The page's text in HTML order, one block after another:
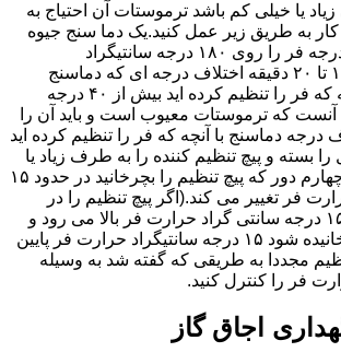
یا خیلی کم باشد ترموستات آن احتیاج به
کار به طریق زیر عمل کنید.یک دما سنج جیوه
ای در فر گذاشته و درجه فر را روی ۱۸۰ درجه سانتیگراد
بگذارید،اگر پس از ۱۰ تا ۲۰ دقیقه اختلاف درجه ای که دماسنج
نشان می دهد با آنچه که فر را تنظیم کرده اید بیش از ۴۰ درجه
آنست که ترموستات معیوب است و باید آن را
دماسنج با آنچه که فر را تنظیم کرده اید
بسته و پیچ تنظیم کننده را به طرف زیاد یا
کم بچرخانید.هر یک چهارم دور که پیچ تنظیم را بچرخانید در حدود ۱۵
فر تغییر می کند.(اگر پیچ تنظیم را در
جهت زیاد بچرخانید ۱۵ درجه سانتی گراد حرارت فر بالا می رود و
اگر در جهت کم چرخانیده شود ۱۵ درجه سانتیگراد حرارت فر پایین
مجددا به طریقی که گفته شد به وسیله
فر را کنترل کنید.
اجاق گاز